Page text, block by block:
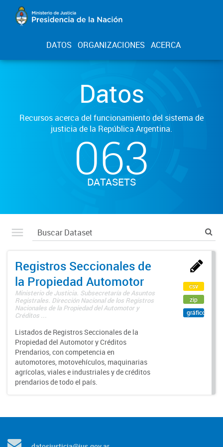
DATOS ORGANIZACIONES ACERCA
Datos
Recursos acerca del funcionamiento del sistema de
justicia de la República Argentina.
063
DATASETS
Registros Seccionales de
la Propiedad Automotor
Ministerio de Justicia. Subsecretaría de Asuntos
Registrales. Dirección Nacional de los Registros
Nacionales de la Propiedad del Automotor y
Créditos ...
Listados de Registros Seccionales de la
Propiedad del Automotor y Créditos
Prendarios, con competencia en
automotores, motovehículos, maquinarias
agrícolas, viales e industriales y de créditos
prendarios de todo el país.
csv
zip
gráfico